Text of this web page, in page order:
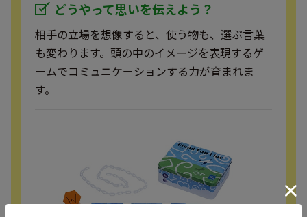
どうやって思いを伝えよう？
相手の立場を想像すると、使う物も、選ぶ言葉
も変わります。頭の中のイメージを表現するゲ
ームでコミュニケーションする力が育まれま
す。